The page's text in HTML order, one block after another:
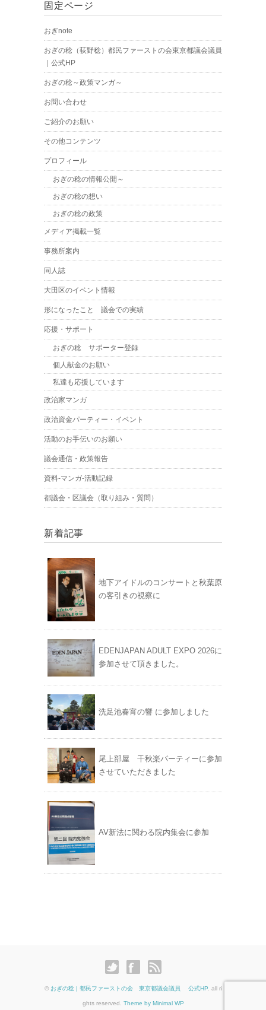
固定ページ
おぎnote
おぎの稔（荻野稔）都民ファーストの会東京都議会議員
｜公式HP
おぎの稔～政策マンガ～
お問い合わせ
ご紹介のお願い
その他コンテンツ
プロフィール
おぎの稔の情報公開～
おぎの稔の想い
おぎの稔の政策
メディア掲載一覧
事務所案内
同人誌
大田区のイベント情報
形になったこと 議会での実績
応援・サポート
おぎの稔 サポーター登録
個人献金のお願い
私達も応援しています
政治家マンガ
政治資金パーティー・イベント
活動のお手伝いのお願い
議会通信・政策報告
資料-マンガ-活動記録
都議会・区議会（取り組み・質問）
新着記事
地下アイドルのコンサートと秋葉原
の客引きの視察に
EDENJAPAN ADULT EXPO 2026に
参加させて頂きました。
洗足池春宵の響 に参加しました
尾上部屋 千秋楽パーティーに参加
させていただきました
AV新法に関わる院内集会に参加
© おぎの稔 | 都民ファーストの会 東京都議会議員 公式HP. all ri
ghts reserved. Theme by Minimal WP